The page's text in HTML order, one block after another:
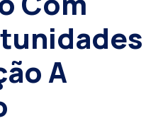
A